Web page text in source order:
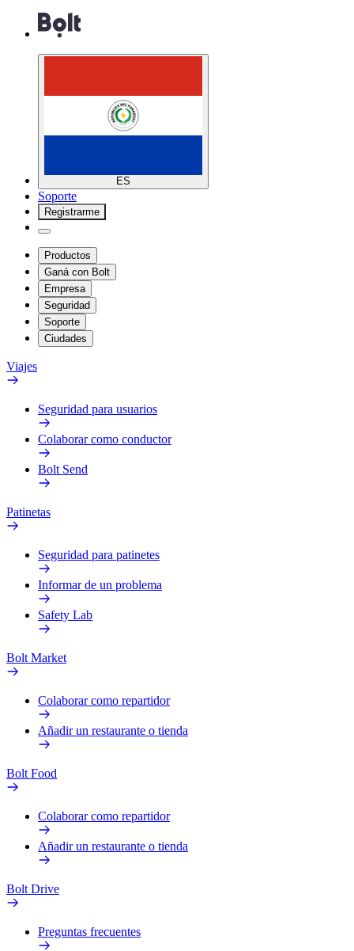
ES
Soporte
Registrarme
Productos
Ganá con Bolt
Empresa
Seguridad
Soporte
Ciudades
Viajes
Seguridad para usuarios
Colaborar como conductor
Bolt Send
Patinetas
Seguridad para patinetes
Informar de un problema
Safety Lab
Bolt Market
Colaborar como repartidor
Añadir un restaurante o tienda
Bolt Food
Colaborar como repartidor
Añadir un restaurante o tienda
Bolt Drive
Preguntas frecuentes